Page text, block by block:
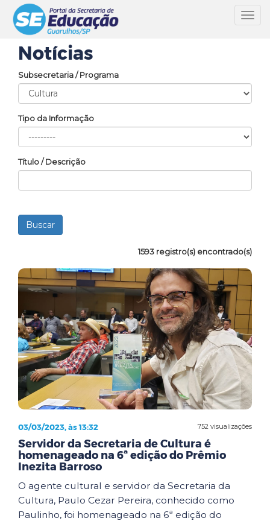
Notícias
Subsecretaria / Programa
Tipo da Informação
Título / Descrição
1593 registro(s) encontrado(s)
752 visualizações
03/03/2023, às 13:32
Servidor da Secretaria de Cultura é
homenageado na 6ª edição do Prêmio
Inezita Barroso
O agente cultural e servidor da Secretaria da
Cultura, Paulo Cezar Pereira, conhecido como
Paulinho, foi homenageado na 6ª edição do